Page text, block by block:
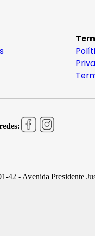
42 - Avenida Presidente